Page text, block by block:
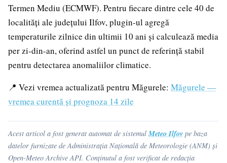
Termen Mediu (ECMWF). Pentru fiecare dintre cele 40 de
localități ale județului Ilfov, plugin-ul agregă
temperaturile zilnice din ultimii 10 ani și calculează media
per zi-din-an, oferind astfel un punct de referință stabil
pentru detectarea anomaliilor climatice.
📍 Vezi vremea actualizată pentru Măgurele: Măgurele —
vremea curentă și prognoza 14 zile
Acest articol a fost generat automat de sistemulMeteo Ilfov pe baza
datelor furnizate de Administrația Națională de Meteorologie (ANM) și
Open-Meteo Archive API. Conținutul a fost verificat de redacția